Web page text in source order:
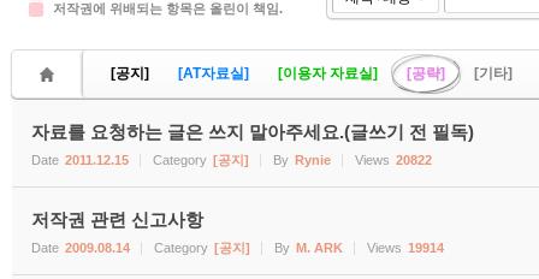
저작권에 위배되는 항목은 올린이 책임.
[공지] [AT자료실] [이용자 자료실] [공략] [기타]
자료를 요청하는 글은 쓰지 말아주세요.(글쓰기 전 필독)
Date 2011.12.15 Category [공지] By Rynie Views 20822
저작권 관련 신고사항
Date 2009.08.14 Category [공지] By M. ARK Views 19914